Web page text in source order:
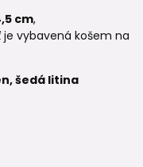
cm,
je vybavená košem na
šedá litina